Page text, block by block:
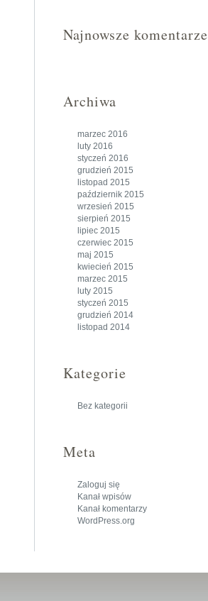
Najnowsze komentarze
Archiwa
marzec 2016
luty 2016
styczeń 2016
grudzień 2015
listopad 2015
październik 2015
wrzesień 2015
sierpień 2015
lipiec 2015
czerwiec 2015
maj 2015
kwiecień 2015
marzec 2015
luty 2015
styczeń 2015
grudzień 2014
listopad 2014
Kategorie
Bez kategorii
Meta
Zaloguj się
Kanał wpisów
Kanał komentarzy
WordPress.org